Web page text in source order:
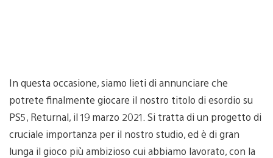
In questa occasione, siamo lieti di annunciare che
potrete finalmente giocare il nostro titolo di esordio su
PS5, Returnal, il 19 marzo 2021. Si tratta di un progetto di
cruciale importanza per il nostro studio, ed è di gran
lunga il gioco più ambizioso cui abbiamo lavorato, con la